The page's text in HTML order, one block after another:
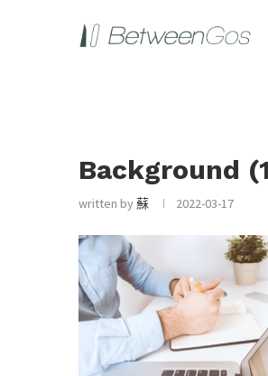
Background
written by蘇 2022-03-17